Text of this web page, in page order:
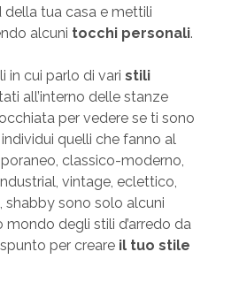
della tua casa e mettili
alcuni tocchi personali.
in cui parlo di vari stili
all’interno delle stanze
per vedere se ti sono
quelli che fanno al
classico-moderno,
vintage, eclettico,
shabby sono solo alcuni
mondo degli stili d’arredo da
per creare il tuo stile